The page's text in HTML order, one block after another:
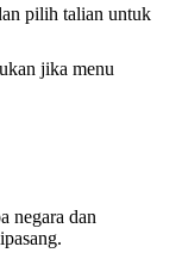
pilih talian untuk
jika menu
negara dan